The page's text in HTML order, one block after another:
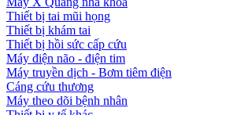
Thiết bị tai mũi họng
Thiết bị khám tai
Thiết bị hồi sức cấp cứu
Máy điện não - điện tim
Máy truyền dịch - Bơm tiêm điện
Cáng cứu thương
Máy theo dõi bệnh nhân